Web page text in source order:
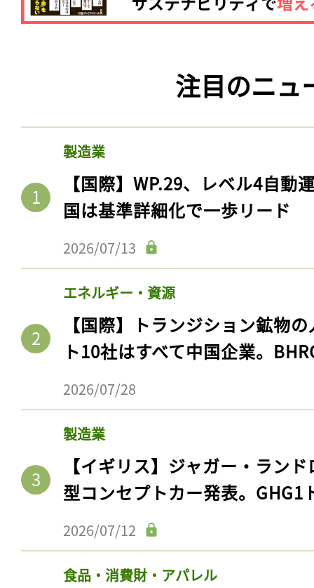
注目のニュ
製造業
【国際】WP.29、レベル4自動
国は基準詳細化で一歩リード
2026/07/13
エネルギー・資源
【国際】トランジション鉱物
ト10社はすべて中国企業。
2026/07/28
製造業
【イギリス】ジャガー・ラン
型コンセプトカー発表。GHG1
2026/07/12
食品・消費財・アパレル